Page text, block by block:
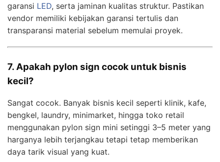
garansi LED, serta jaminan kualitas struktur. Pastikan
vendor memiliki kebijakan garansi tertulis dan
transparansi material sebelum memulai proyek.
7. Apakah pylon sign cocok untuk bisnis
kecil?
Sangat cocok. Banyak bisnis kecil seperti klinik, kafe,
bengkel, laundry, minimarket, hingga toko retail
menggunakan pylon sign mini setinggi 3–5 meter yang
harganya lebih terjangkau tetapi tetap memberikan
daya tarik visual yang kuat.